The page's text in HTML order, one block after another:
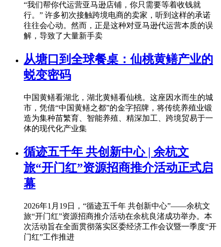
“我们帮你代运营亚马逊店铺，你只需要等着收钱就
行。” 许多初次接触跨境电商的卖家，听到这样的承诺
往往会心动。然而，正是这种对亚马逊代运营本质的误
解，导致了大量新手卖
从塘口到全球餐桌：仙桃黄鳝产业的
蜕变密码
中国黄鳝看湖北，湖北黄鳝看仙桃。这座因水而生的城
市，凭借“中国黄鳝之都”的金字招牌，将传统养殖业锻
造为集种苗繁育、智能养殖、精深加工、跨境贸易于一
体的现代化产业集
循迹五千年 共创新中心 | 余杭文
旅“开门红”资源招商推介活动正式启
幕
2026年1月19日，“循迹五千年 共创新中心”——余杭文
旅“开门红”资源招商推介活动在余杭良渚成功举办。本
次活动旨在全面贯彻落实区委经济工作会议暨一季度“开
门红”工作推进